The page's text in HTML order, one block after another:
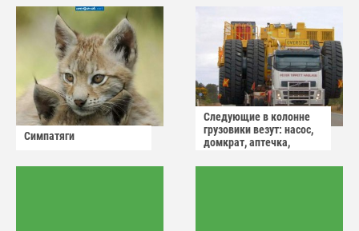
Симпатяги
Следующие в колонне
грузовики везут: насос,
домкрат, аптечка,